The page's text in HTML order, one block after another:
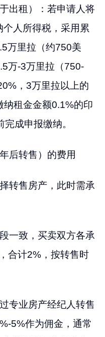
出租）：若申请人将
人所得税，采用累
万里拉（约750美
万-3万里拉（750-
，3万里拉以上的
租金金额0.1%的印
成申报缴纳。
后转售）的费用
转售房产，此时需承
一致，买卖双方各承
合计2%，按转售时
专业房产经纪人转售
5%作为佣金，通常